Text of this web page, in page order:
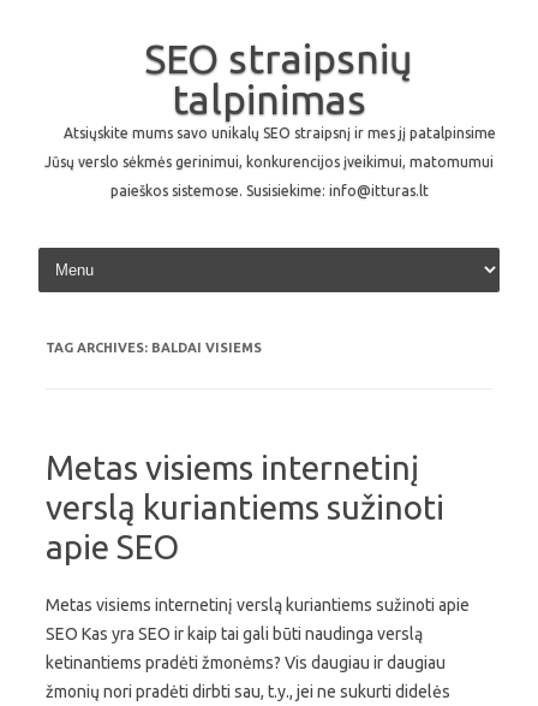
SEO straipsnių
talpinimas
Atsiųskite mums savo unikalų SEO straipsnį ir mes jį patalpinsime
Jūsų verslo sėkmės gerinimui, konkurencijos įveikimui, matomumui
paieškos sistemose. Susisiekime: info@itturas.lt
Skip to content
TAG ARCHIVES: BALDAI VISIEMS
Metas visiems internetinį
verslą kuriantiems sužinoti
apie SEO
Metas visiems internetinį verslą kuriantiems sužinoti apie
SEO Kas yra SEO ir kaip tai gali būti naudinga verslą
ketinantiems pradėti žmonėms? Vis daugiau ir daugiau
žmonių nori pradėti dirbti sau, t.y., jei ne sukurti didelės